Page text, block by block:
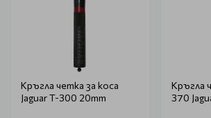
Кръгла четка за коса
Jaguar T-300 20mm
Кръгла
370